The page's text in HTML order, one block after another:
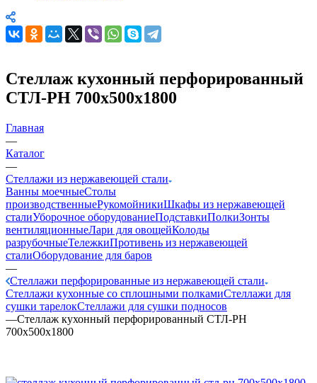
Стеллаж кухонный перфорированный
СТЛ-РН 700х500х1800
Главная
—
Каталог
—
Стеллажи из нержавеющей стали
Ванны моечныеСтолы
производственныеРукомойникиШкафы из нержавеющей
сталиУборочное оборудованиеПодставкиПолкиЗонты
вентиляционныеЛари для овощейКолоды
разрубочныеТележкиПротивень из нержавеющей
сталиОборудование для баров
—
Стеллажи перфорированные из нержавеющей стали
Стеллажи кухонные со сплошными полкамиСтеллажи для
сушки тарелокСтеллажи для сушки подносов
—Стеллаж кухонный перфорированный СТЛ-РН
700х500х1800